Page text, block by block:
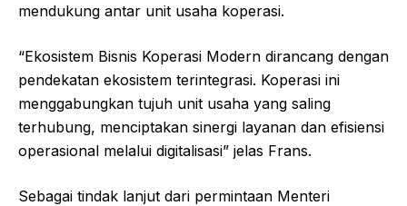
mendukung antar unit usaha koperasi.
“Ekosistem Bisnis Koperasi Modern dirancang dengan
pendekatan ekosistem terintegrasi. Koperasi ini
menggabungkan tujuh unit usaha yang saling
terhubung, menciptakan sinergi layanan dan efisiensi
operasional melalui digitalisasi” jelas Frans.
Sebagai tindak lanjut dari permintaan Menteri